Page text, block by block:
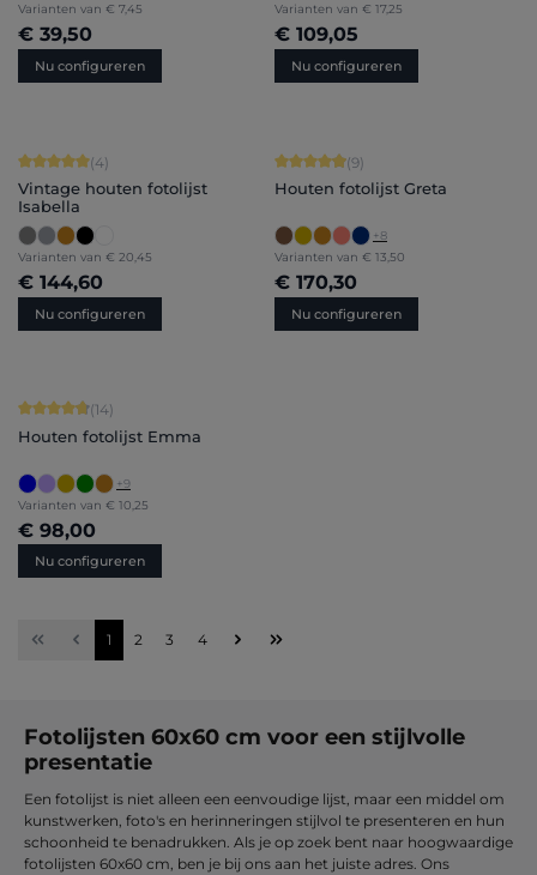
Varianten van € 7,45
€ 39,50
Nu configureren
Varianten van € 17,25
€ 109,05
Nu configureren
Gemiddelde waardering van 5 van 5 sterren
(4)
Vintage houten fotolijst
Isabella
Varianten van € 20,45
€ 144,60
Nu configureren
Gemiddelde waardering van 4.89
(9)
Houten fotolijst Greta
+8
Varianten van € 13,50
€ 170,30
Nu configureren
Gemiddelde waardering van 4.86 van 5 sterren
(14)
Houten fotolijst Emma
+9
Varianten van € 10,25
€ 98,00
Nu configureren
Pagina
1 Pagina
2 Pagina
3 Pagina
4
Fotolijsten 60x60 cm voor een stijlvolle
presentatie
Een fotolijst is niet alleen een eenvoudige lijst, maar een middel om
kunstwerken, foto's en herinneringen stijlvol te presenteren en hun
schoonheid te benadrukken. Als je op zoek bent naar hoogwaardige
fotolijsten 60x60 cm, ben je bij ons aan het juiste adres. Ons